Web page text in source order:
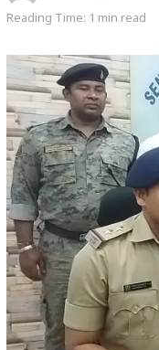
Reading Time: 1 min read